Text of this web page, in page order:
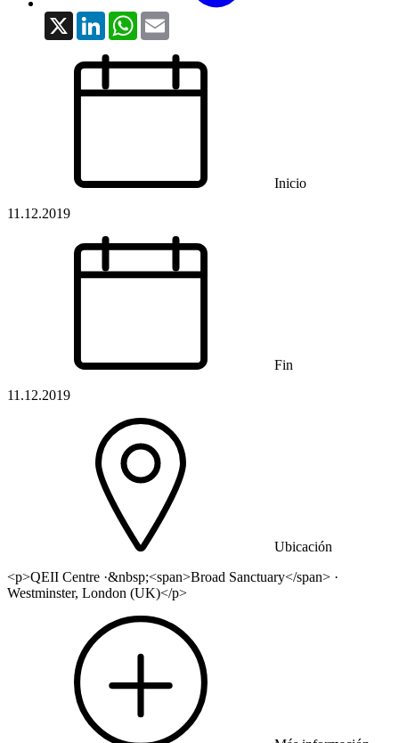
X LinkedInWhatsApp
Inicio
11.12.2019
Fin
11.12.2019
Ubicación
<p>QEII Centre ·&nbsp;<span>Broad Sanctuary</span> ·
Westminster, London (UK)</p>